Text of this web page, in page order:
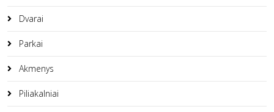
Dvarai
Parkai
Akmenys
Piliakalniai